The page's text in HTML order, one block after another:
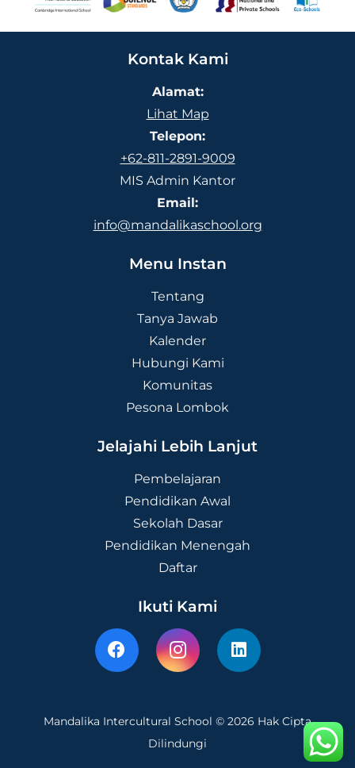
Kontak Kami
Alamat:
Lihat Map
Telepon:
+62-811-2891-9009
MIS Admin Kantor
Email:
info@mandalikaschool.org
Menu Instan
Tentang
Tanya Jawab
Kalender
Hubungi Kami
Komunitas
Pesona Lombok
Jelajahi Lebih Lanjut
Pembelajaran
Pendidikan Awal
Sekolah Dasar
Pendidikan Menengah
Daftar
Ikuti Kami
Mandalika Intercultural School © 2026 Hak Cipta
Dilindungi